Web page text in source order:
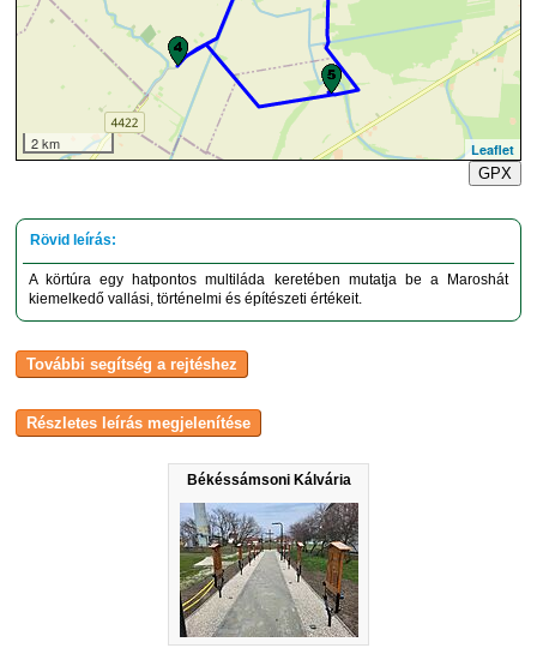
Békéssámsoni Kálvária
2 km
Leaflet
GPX
A körtúra egy hatpontos multiláda keretében mutatja be a Maroshát
kiemelkedő vallási, történelmi és építészeti értékeit.